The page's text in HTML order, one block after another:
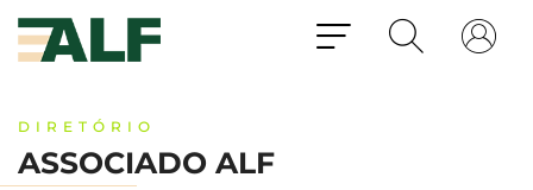
DIRETÓRIO
ASSOCIADO ALF